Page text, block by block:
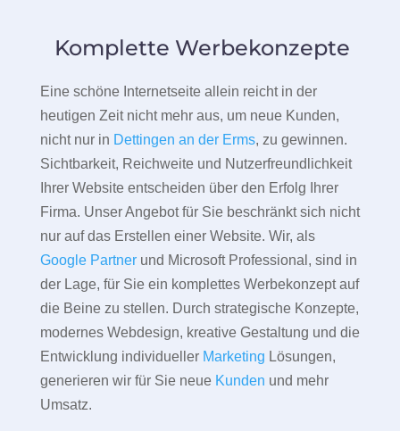
Komplette Werbekonzepte
Eine schöne Internetseite allein reicht in der
heutigen Zeit nicht mehr aus, um neue Kunden,
nicht nur in Dettingen an der Erms, zu gewinnen.
Sichtbarkeit, Reichweite und Nutzerfreundlichkeit
Ihrer Website entscheiden über den Erfolg Ihrer
Firma. Unser Angebot für Sie beschränkt sich nicht
nur auf das Erstellen einer Website. Wir, als
Google Partnerund Microsoft Professional, sind in
der Lage, für Sie ein komplettes Werbekonzept auf
die Beine zu stellen. Durch strategische Konzepte,
modernes Webdesign, kreative Gestaltung und die
Entwicklung individueller Marketing Lösungen,
generieren wir für Sie neue Kunden und mehr
Umsatz.